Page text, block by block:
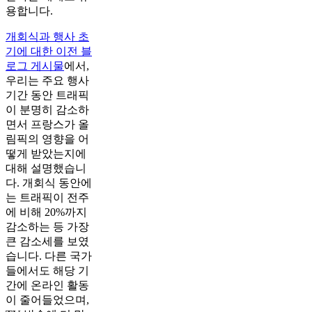
용합니다.
개회식과 행사 초
기에 대한 이전 블
로그 게시물에서,
우리는 주요 행사
기간 동안 트래픽
이 분명히 감소하
면서 프랑스가 올
림픽의 영향을 어
떻게 받았는지에
대해 설명했습니
다. 개회식 동안에
는 트래픽이 전주
에 비해 20%까지
감소하는 등 가장
큰 감소세를 보였
습니다. 다른 국가
들에서도 해당 기
간에 온라인 활동
이 줄어들었으며,